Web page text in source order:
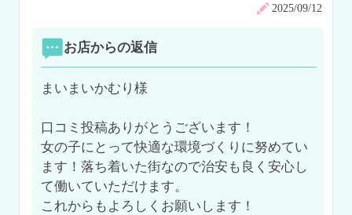
2025/09/12
お店からの返信
まいまいかむり様
口コミ投稿ありがとうございます！
女の子にとって快適な環境づくりに努めてい
ます！落ち着いた街なので治安も良く安心し
て働いていただけます。
これからもよろしくお願いします！